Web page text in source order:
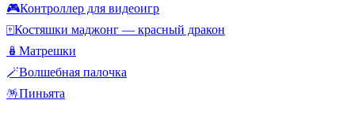
🎮Контроллер для видеоигр
🀄Костяшки маджонг — красный дракон
🪆 Матрешки
🪄Волшебная палочка
🪅Пиньята